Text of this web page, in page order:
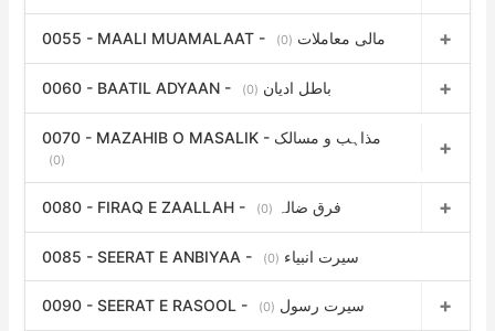
0055 - MAALI MUAMALAAT - مالی معاملات (0)
0060 - BAATIL ADYAAN - باطل ادیان (0)
0070 - MAZAHIB O MASALIK - مذاہب و مسالک
(0)
0080 - FIRAQ E ZAALLAH - فرق ضالہ (0)
0085 - SEERAT E ANBIYAA - سیرت انبیاء (0)
0090 - SEERAT E RASOOL - سیرت رسول (0)